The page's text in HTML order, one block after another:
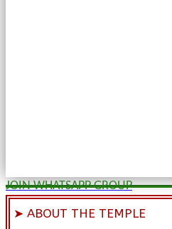
JOIN WHATSAPP GROUP
➤ ABOUT THE TEMPLE